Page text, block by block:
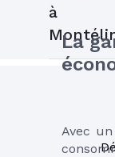
La
Avec
à